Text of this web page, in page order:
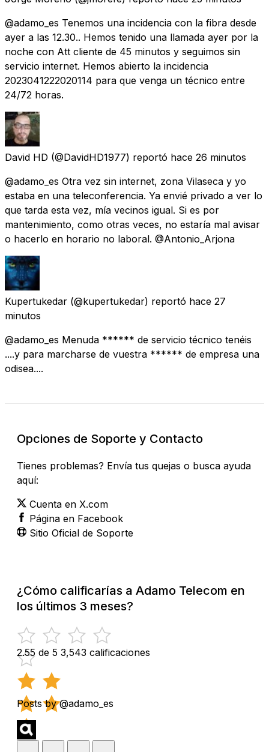
@adamo_es Tenemos una incidencia con la fibra desde
ayer a las 12.30.. Hemos tenido una llamada ayer por la
noche con Att cliente de 45 minutos y seguimos sin
servicio internet. Hemos abierto la incidencia
2023041222020114 para que venga un técnico entre
24/72 horas.
David HD (@DavidHD1977) reportó hace 26 minutos
@adamo_es Otra vez sin internet, zona Vilaseca y yo
estaba en una teleconferencia. Ya envié privado a ver lo
que tarda esta vez, mía vecinos igual. Si es por
mantenimiento, como otras veces, no estaría mal avisar
o hacerlo en horario no laboral. @Antonio_Arjona
Kupertukedar (@kupertukedar) reportó hace 27
minutos
@adamo_es Menuda ****** de servicio técnico tenéis
....y para marcharse de vuestra ****** de empresa una
odisea....
Opciones de Soporte y Contacto
Tienes problemas? Envía tus quejas o busca ayuda
aquí:
Cuenta en X.com
Página en Facebook
Sitio Oficial de Soporte
¿Cómo calificarías a Adamo Telecom en
los últimos 3 meses?
2.55 de 5 3,543 calificaciones
Posts by @adamo_es